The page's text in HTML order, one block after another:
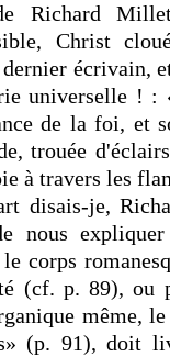
Richard
Christ
écrivain,
universelle ! :
de la foi, et
trouée
à travers les
disais-je,
nous
corps
(cf. p. 89), ou
même,
(p. 91), doit